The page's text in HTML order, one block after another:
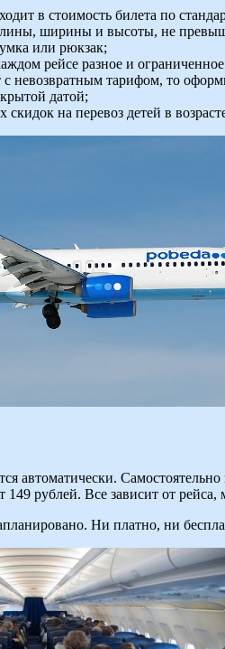
в стоимость билета по
ширины и высоты, не
или рюкзак;
рейсе разное и
невозвратным тарифом, то
датой;
на перевоз детей в
автоматически.
149 рублей. Все зависит от
Ни платно, ни